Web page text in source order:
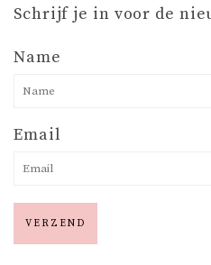
Schrijf je in voor de
Name
Email